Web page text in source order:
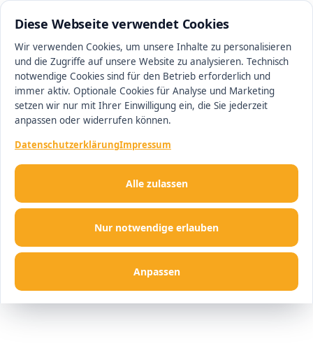
Diese Webseite verwendet Cookies
Wir verwenden Cookies, um unsere Inhalte zu personalisieren
und die Zugriffe auf unsere Website zu analysieren. Technisch
notwendige Cookies sind für den Betrieb erforderlich und
immer aktiv. Optionale Cookies für Analyse und Marketing
setzen wir nur mit Ihrer Einwilligung ein, die Sie jederzeit
anpassen oder widerrufen können.
DatenschutzerklärungImpressum
Nur notwendige erlauben
Anpassen
Alle zulassen